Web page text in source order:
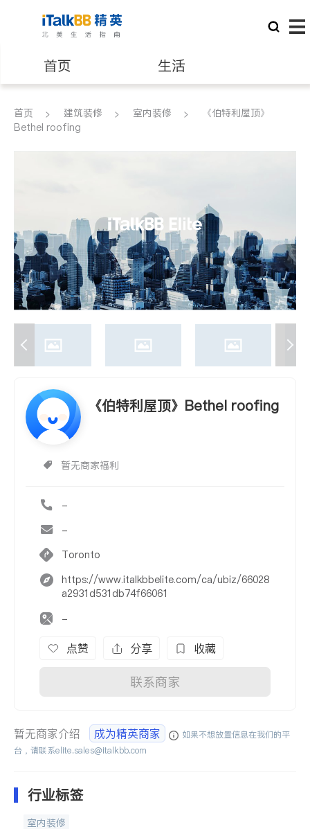
首页 生活
医生 律师
建筑装修
首页 建筑装修 室内装修
《伯特利屋顶》
Bethel roofing
《伯特利屋顶》Bethel roofing
暂无商家福利
-
-
Toronto
https://www.italkbbelite.com/ca/ubiz/66028
a2931d531db74f66061
-
点赞 分享 收藏
联系商家
暂无商家介绍 成为精英商家
如果不想放置信息在我们的平
台，请联系elite.sales@italkbb.com
行业标签
室内装修